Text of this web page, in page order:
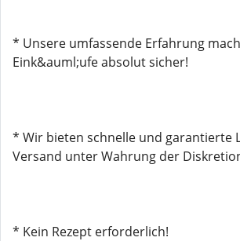
* Unsere umfassende Erfahrung
Eink&auml;ufe absolut sicher!
* Wir bieten schnelle und garantierte
Versand unter Wahrung der
* Kein Rezept erforderlich!